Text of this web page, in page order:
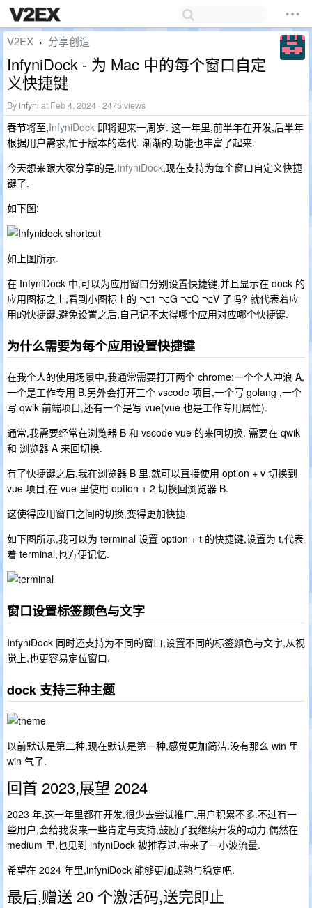
V2EX › 分享创造
InfyniDock - 为 Mac 中的每个窗口自定
义快捷键
Byinfyni at Feb 4, 2024 · 2475 views
春节将至,InfyniDock 即将迎来一周岁. 这一年里,前半年在开发,后半年
根据用户需求,忙于版本的迭代. 渐渐的,功能也丰富了起来.
今天想来跟大家分享的是,InfyniDock,现在支持为每个窗口自定义快捷
键了.
如下图:
如上图所示.
在 InfyniDock 中,可以为应用窗口分别设置快捷键,并且显示在 dock 的
应用图标之上,看到小图标上的 ⌥1 ⌥G ⌥Q ⌥V 了吗? 就代表着应
用的快捷键,避免设置之后,自己记不太得哪个应用对应哪个快捷键.
为什么需要为每个应用设置快捷键
在我个人的使用场景中,我通常需要打开两个 chrome:一个个人冲浪 A,
一个是工作专用 B.另外会打开三个 vscode 项目,一个写 golang ,一个
写 qwik 前端项目,还有一个是写 vue(vue 也是工作专用属性).
通常,我需要经常在浏览器 B 和 vscode vue 的来回切换. 需要在 qwik
和 浏览器 A 来回切换.
有了快捷键之后,我在浏览器 B 里,就可以直接使用 option + v 切换到
vue 项目,在 vue 里使用 option + 2 切换回浏览器 B.
这使得应用窗口之间的切换,变得更加快捷.
如下图所示,我可以为 terminal 设置 option + t 的快捷键,设置为 t,代表
着 terminal,也方便记忆.
窗口设置标签颜色与文字
InfyniDock 同时还支持为不同的窗口,设置不同的标签颜色与文字,从视
觉上,也更容易定位窗口.
dock 支持三种主题
以前默认是第二种,现在默认是第一种,感觉更加简洁.没有那么 win 里
win 气了.
回首 2023,展望 2024
2023 年,这一年里都在开发,很少去尝试推广,用户积累不多.不过有一
些用户,会给我发来一些肯定与支持,鼓励了我继续开发的动力.偶然在
medium 里,也见到 infyniDock 被推荐过,带来了一小波流量.
希望在 2024 年里,infyniDock 能够更加成熟与稳定吧.
最后,赠送 20 个激活码,送完即止